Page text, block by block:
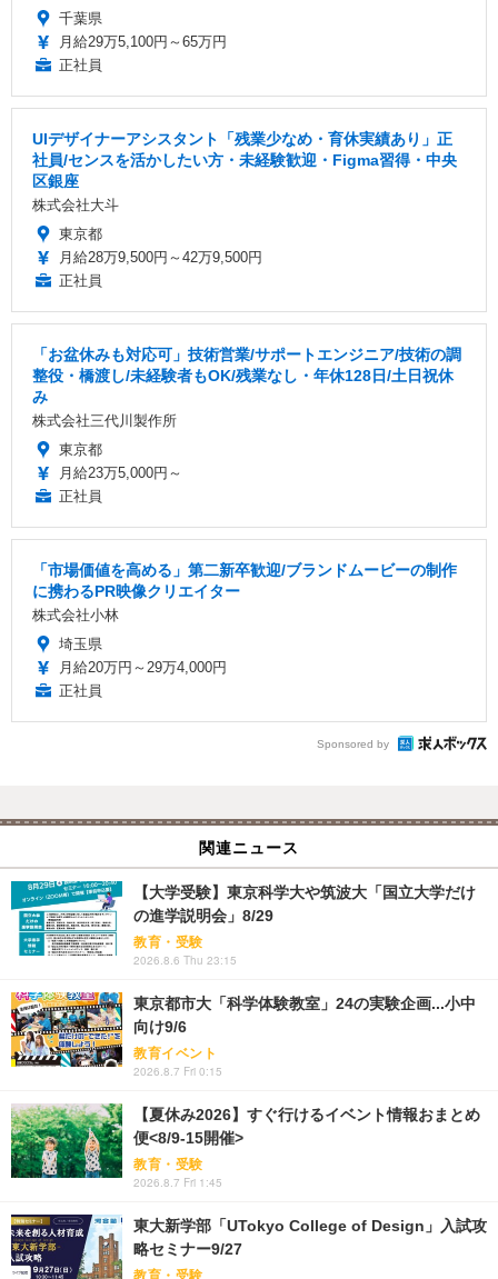
千葉県
月給29万5,100円～65万円
正社員
UIデザイナーアシスタント「残業少なめ・育休実績あり」正
社員/センスを活かしたい方・未経験歓迎・Figma習得・中央
区銀座
株式会社大斗
東京都
月給28万9,500円～42万9,500円
正社員
「お盆休みも対応可」技術営業/サポートエンジニア/技術の調
整役・橋渡し/未経験者もOK/残業なし・年休128日/土日祝休
み
株式会社三代川製作所
東京都
月給23万5,000円～
正社員
「市場価値を高める」第二新卒歓迎/ブランドムービーの制作
に携わるPR映像クリエイター
株式会社小林
埼玉県
月給20万円～29万4,000円
正社員
Sponsored by
関連ニュース
【大学受験】東京科学大や筑波大「国立大学だけ
の進学説明会」8/29
教育・受験
2026.8.6 Thu 23:15
東京都市大「科学体験教室」24の実験企画...小中
向け9/6
教育イベント
2026.8.7 Fri 0:15
【夏休み2026】すぐ行けるイベント情報おまとめ
便<8/9-15開催>
教育・受験
2026.8.7 Fri 1:45
東大新学部「UTokyo College of Design」入試攻
略セミナー9/27